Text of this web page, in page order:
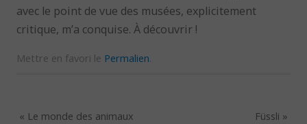
avec le point de vue des musées, explicitement
critique, m’a conquise. À découvrir !
Mettre en favori le Permalien.
« Le monde des animaux
Füssli »